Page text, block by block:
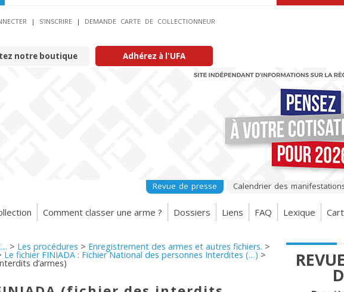
| S’INSCRIRE | DEMANDE CARTE DE COLLECTIONNEUR
notre boutique Adhérez à l'UFA
Revue de presse Calendrier des
Comment classer une arme ? Dossiers Liens FAQ Lexique
> Les procédures > Enregistrement des armes et autres fichiers. >
Le fichier FINIADA : Fichier National des personnes Interdites (…) >
d’armes)